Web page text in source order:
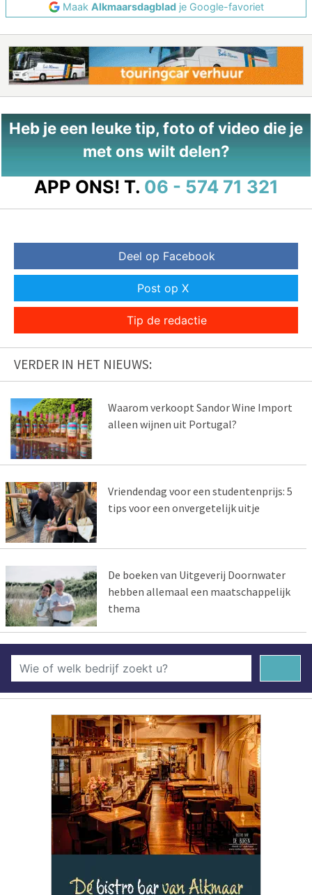
Maak Alkmaarsdagbladje Google-favoriet
Heb je een leuke tip, foto of video die je
met ons wilt delen?
APP ONS! T. 06 - 574 71 321
Deel op Facebook
Post op X
Tip de redactie
VERDER IN HET NIEUWS:
Waarom verkoopt Sandor Wine Import
alleen wijnen uit Portugal?
Vriendendag voor een studentenprijs: 5
tips voor een onvergetelijk uitje
De boeken van Uitgeverij Doornwater
hebben allemaal een maatschappelijk
thema